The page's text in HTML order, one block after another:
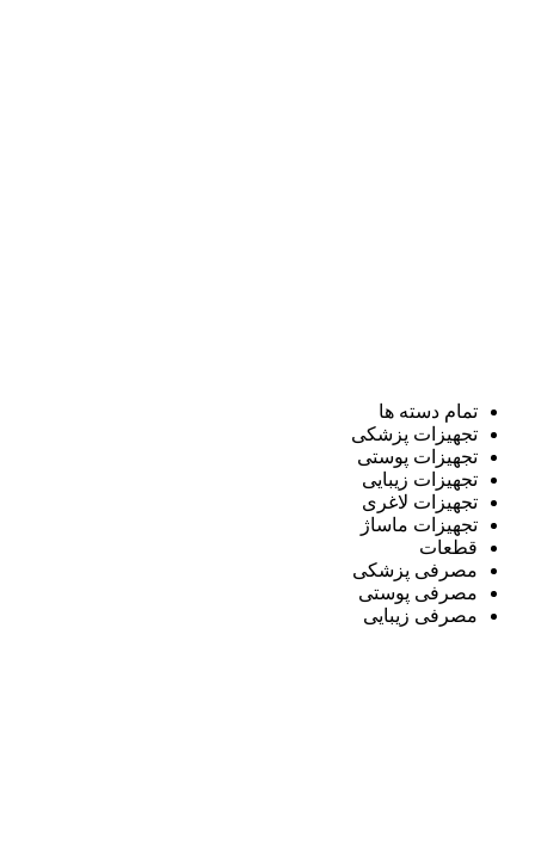
تمام دسته ها
تجهیزات پزشکی
تجهیزات پوستی
تجهیزات زیبایی
تجهیزات لاغری
تجهیزات ماساژ
قطعات
مصرفی پزشکی
مصرفی پوستی
مصرفی زیبایی